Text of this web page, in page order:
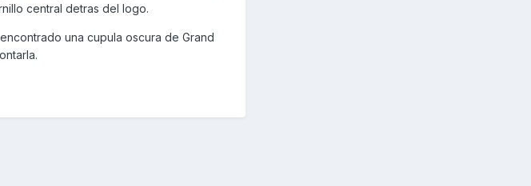
central detras del logo.
una cupula oscura de Grand